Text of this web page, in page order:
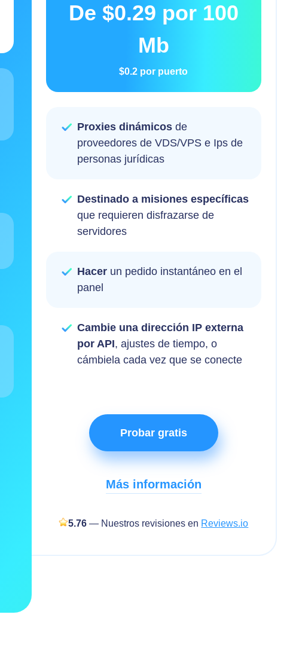
De $0.29 por 100
Mb
$0.2 por puerto
Proxies dinámicosde
proveedores de VDS/VPS e Ips de
personas jurídicas
Destinado a misiones específicas
que requieren disfrazarse de
servidores
Hacerun pedido instantáneo en el
panel
Cambie una dirección IP externa
por API, ajustes de tiempo, o
cámbiela cada vez que se conecte
Probar gratis
Más información
5.76 — Nuestros revisiones en Reviews.io